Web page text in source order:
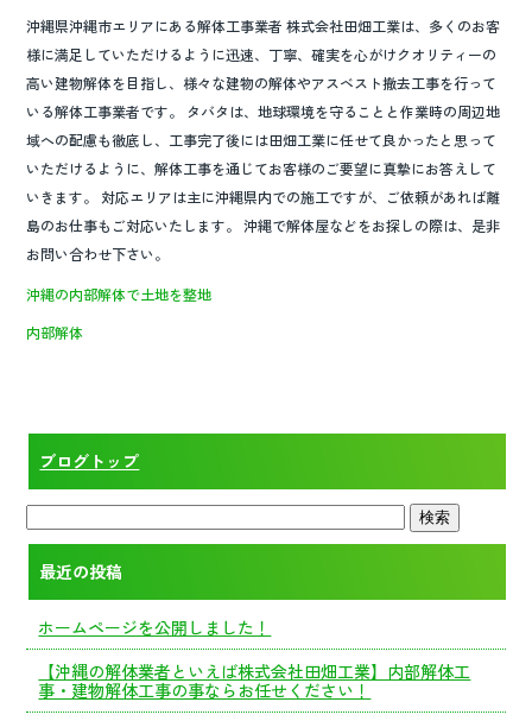
沖縄県沖縄市エリアにある解体工事業者 株式会社田畑工業は、多くのお客
様に満足していただけるように迅速、丁寧、確実を心がけクオリティーの
高い建物解体を目指し、様々な建物の解体やアスベスト撤去工事を行って
いる解体工事業者です。 タバタは、地球環境を守ることと作業時の周辺地
域への配慮も徹底し、工事完了後には田畑工業に任せて良かったと思って
いただけるように、解体工事を通じてお客様のご要望に真摯にお答えして
いきます。 対応エリアは主に沖縄県内での施工ですが、ご依頼があれば離
島のお仕事もご対応いたします。 沖縄で解体屋などをお探しの際は、是非
お問い合わせ下さい。
沖縄の内部解体で土地を整地
内部解体
ブログトップ
最近の投稿
ホームページを公開しました！
【沖縄の解体業者といえば株式会社田畑工業】内部解体工
事・建物解体工事の事ならお任せください！